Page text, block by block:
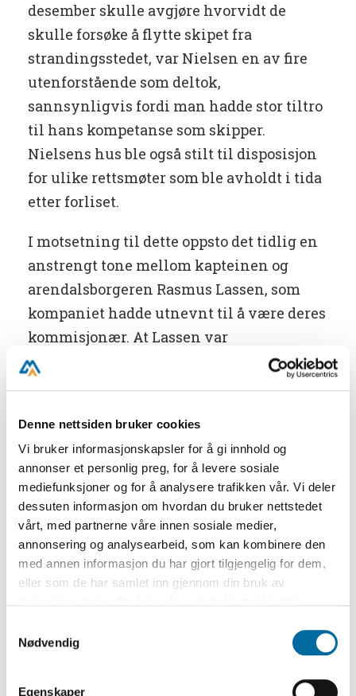
Denne nettsiden bruker cookies
Vi bruker informasjonskapsler for å gi innhold og
annonser et personlig preg, for å levere sosiale
mediefunksjoner og for å analysere trafikken vår. Vi deler
dessuten informasjon om hvordan du bruker nettstedet
vårt, med partnerne våre innen sosiale medier,
annonsering og analysearbeid, som kan kombinere den
med annen informasjon du har gjort tilgjengelig for dem,
eller som de har samlet inn gjennom din bruk av
så endre samtykke og så avvis.
Nødvendig
Egenskaper
desember skulle avgjøre hvorvidt de
skulle forsøke å flytte skipet fra
strandingsstedet, var Nielsen en av fire
utenforstående som deltok,
sannsynligvis fordi man hadde stor tiltro
til hans kompetanse som skipper.
Nielsens hus ble også stilt til disposisjon
for ulike rettsmøter som ble avholdt i tida
etter forliset.
I motsetning til dette oppsto det tidlig en
anstrengt tone mellom kapteinen og
arendalsborgeren Rasmus Lassen, som
kompaniet hadde utnevnt til å være deres
kommisjonær. At Lassen var
kommisjonær innebar at han hadde fått
rett til å administrere bergingsarbeidet på
være en innbringende affære.
Det gode forholdet til Nielsen viser seg
både i små og store detaljer. Nielsen ble for
eksempel tiltrodd nøkkel til rommet hvor
varer fra vraket ble oppbevart, siden han
ifølge Hoffmann var «en Mand hvis
Redelighed man ikke tore bære Tvivl». Da
(en pertline er et tau eller vaier som
på når de arbeidet med seilene), ville